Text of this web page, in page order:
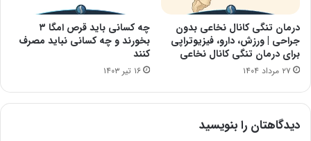
درمان تنگی کانال نخاعی بدون
جراحی | ورزش، دارو، فیزیوتراپی
برای درمان تنگی کانال نخاعی
۲۷ مرداد ۱۴۰۴
چه کسانی باید قرص امگا ۳
بخورند و چه کسانی نباید مصرف
کنند
۱۶ تیر ۱۴۰۳
دیدگاهتان را بنویسید